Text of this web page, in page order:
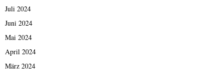
Juli 2024
Juni 2024
Mai 2024
April 2024
März 2024